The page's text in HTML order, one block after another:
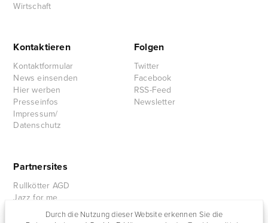
Durch die Nutzung dieser Website erkennen Sie die
Wirtschaft
Kontaktieren
Kontaktformular
News einsenden
Hier werben
Presseinfos
Impressum/
Datenschutz
Folgen
Twitter
Facebook
RSS-Feed
Newsletter
Partnersites
Rullkötter AGD
Jazz for me